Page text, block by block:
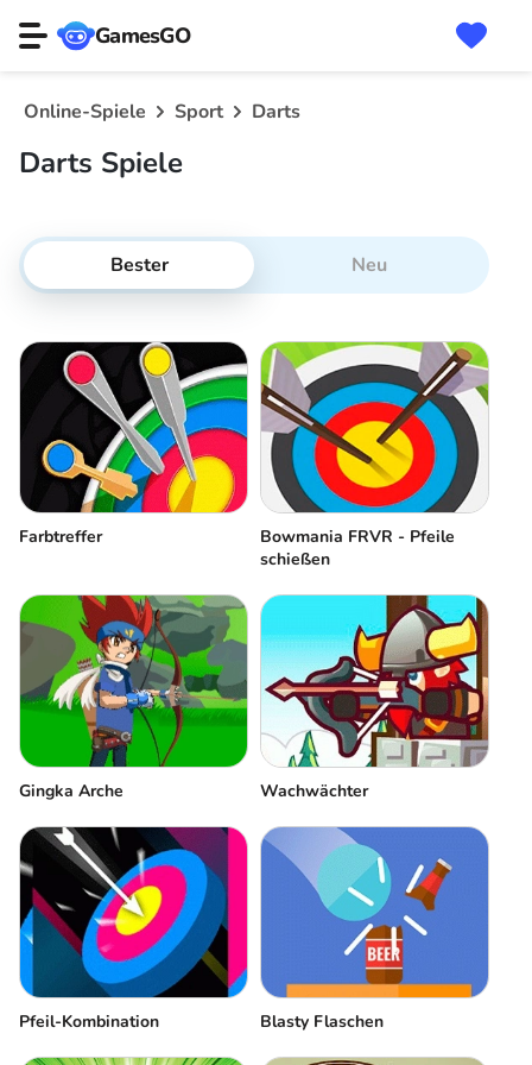
GamesGO
Online-Spiele Sport Darts
Darts Spiele
Bester Neu
Farbtreffer
Bowmania FRVR - Pfeile
schießen
Gingka Arche Wachwächter
Pfeil-Kombination Blasty Flaschen